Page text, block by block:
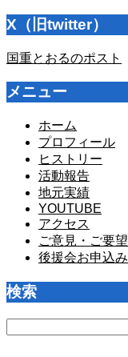
X（旧twitter）
国重とおるのポスト
メニュー
ホーム
プロフィール
ヒストリー
活動報告
地元実績
YOUTUBE
アクセス
ご意見・ご要望
後援会お申込み
検索